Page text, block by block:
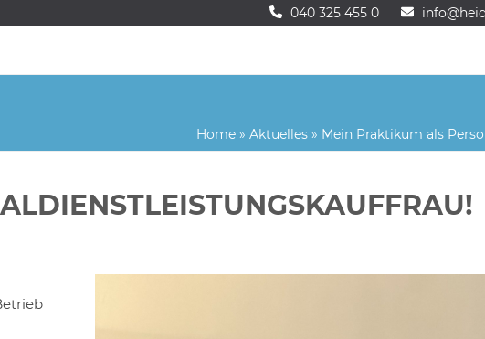
040 325 455 0
Home» Aktuelles» Mein Praktikum als